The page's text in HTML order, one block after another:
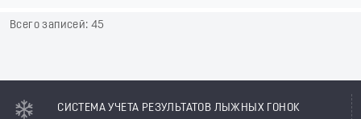
Всего записей: 45
СИСТЕМА УЧЕТА РЕЗУЛЬТАТОВ ЛЫЖНЫХ ГОНОК